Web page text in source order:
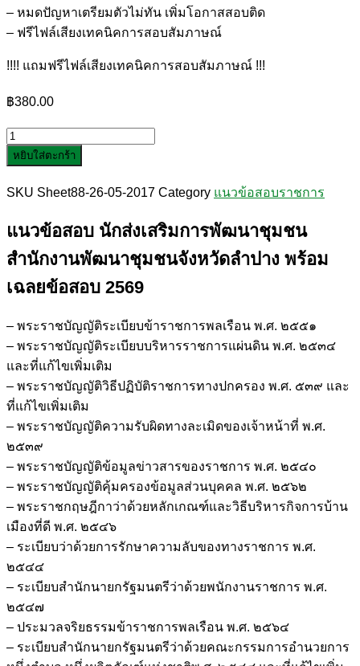
– หมดปัญหาเตรียมตัวไม่ทัน เพิ่มโอกาสสอบติด
– ฟรีไฟล์เสียงเทคนิคการสอบสัมภาษณ์
!!!! แถมฟรีไฟล์เสียงเทคนิคการสอบสัมภาษณ์ !!!
฿380.00
จำนวน
แนว
นัก
เสริม
การ
ชุมชน
ชุมชน
ลำปาง
หยิบใส่ตะกร้า
SKU Sheet88-26-05-2017 Category แนวข้อสอบราชการ
แนวข้อสอบ นักส่งเสริมการพัฒนาชุมชน
สำนักงานพัฒนาชุมชนจังหวัดลำปาง พร้อม
เฉลยข้อสอบ 2569
– พระราชบัญญัติระเบียบข้าราชการพลเรือน พ.ศ. ๒๕๕๑
– พระราชบัญญัติระเบียบบริหารราชการแผ่นดิน พ.ศ. ๒๕๓๔
และที่แก้ไขเพิ่มเติม
– พระราชบัญญัติวิธีปฏิบัติราชการทางปกครอง พ.ศ. ๕๓๙ และ
ที่แก้ไขเพิ่มเติม
– พระราชบัญญัติความรับผิดทางละเมิดของเจ้าหน้าที่ พ.ศ.
๒๕๓๙
– พระราชบัญญัติข้อมูลข่าวสารของราชการ พ.ศ. ๒๕๔๐
– พระราชบัญญัติคุ้มครองข้อมูลส่วนบุคคล พ.ศ. ๒๕๖๒
– พระราชกฤษฎีกาว่าด้วยหลักเกณฑ์และวิธีบริหารกิจการบ้าน
เมืองที่ดี พ.ศ. ๒๕๔๖
– ระเบียบว่าด้วยการรักษาความลับของทางราชการ พ.ศ.
๒๕๔๔
– ระเบียบสำนักนายกรัฐมนตรีว่าด้วยพนักงานราชการ พ.ศ.
๒๕๔๗
– ประมวลจริยธรรมข้าราชการพลเรือน พ.ศ. ๒๕๖๔
– ระเบียบสำนักนายกรัฐมนตรีว่าด้วยคณะกรรมการอำนวยการ